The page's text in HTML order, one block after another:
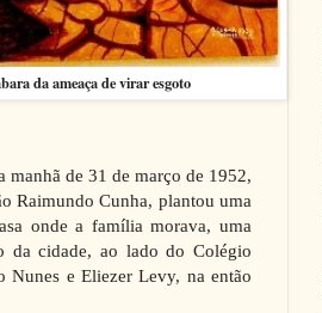
da ameaça de virar esgoto
manhã de 31 de março de 1952,
Raimundo Cunha, plantou uma
onde a família morava,uma
da cidade, ao lado do Colégio
Nunes e Eliezer Levy, na então